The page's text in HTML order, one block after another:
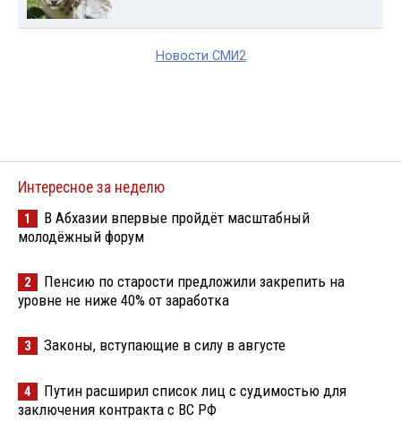
Новости СМИ2
Интересное за неделю
1
В Абхазии впервые пройдёт масштабный
молодёжный форум
2
Пенсию по старости предложили закрепить на
уровне не ниже 40% от заработка
3 Законы, вступающие в силу в августе
4
Путин расширил список лиц с судимостью для
заключения контракта с ВС РФ